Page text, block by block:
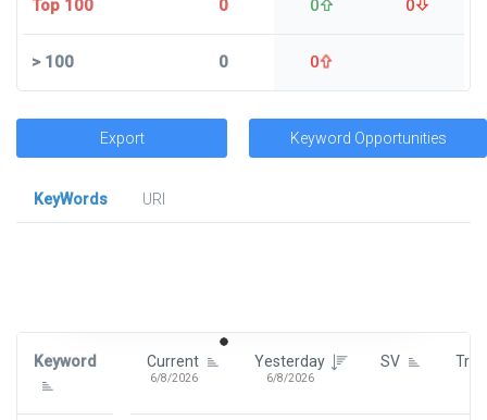
Top 100 0 0 0
>100 0 0
Export Keyword Opportunities
KeyWords
URl
Keyword Current
6/8/2026
Yesterday
6/8/2026
SV